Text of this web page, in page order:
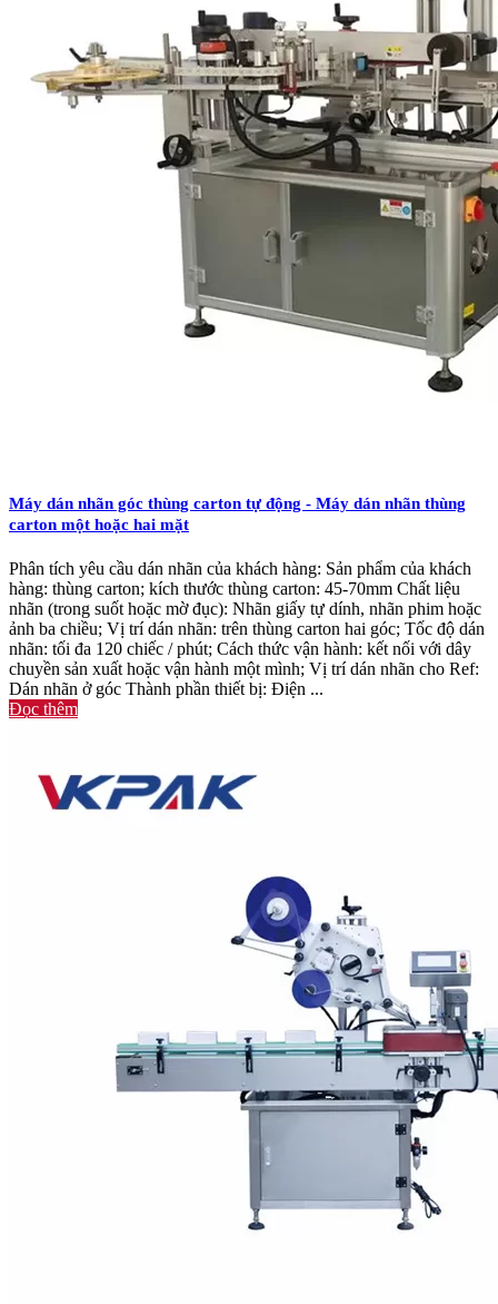
Máy dán nhãn góc thùng carton tự động - Máy dán nhãn thùng
carton một hoặc hai mặt
Phân tích yêu cầu dán nhãn của khách hàng: Sản phẩm của khách
hàng: thùng carton; kích thước thùng carton: 45-70mm Chất liệu
nhãn (trong suốt hoặc mờ đục): Nhãn giấy tự dính, nhãn phim hoặc
ảnh ba chiều; Vị trí dán nhãn: trên thùng carton hai góc; Tốc độ dán
nhãn: tối đa 120 chiếc / phút; Cách thức vận hành: kết nối với dây
chuyền sản xuất hoặc vận hành một mình; Vị trí dán nhãn cho Ref:
Dán nhãn ở góc Thành phần thiết bị: Điện ...
Đọc thêm